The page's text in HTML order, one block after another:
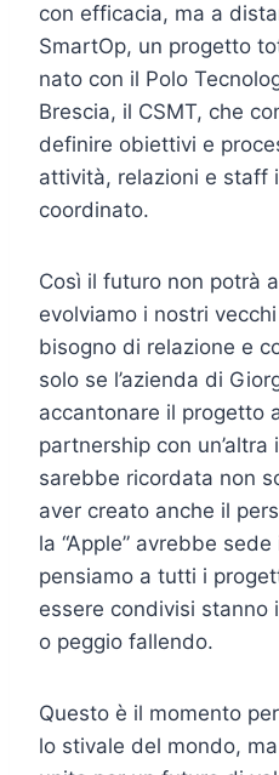
con efficacia, ma a
SmartOp, un progetto
nato con il Polo
Brescia, il CSMT, che
definire obiettivi e
attività, relazioni e staff
coordinato.
Così il futuro non potrà
evolviamo i nostri
bisogno di relazione e
solo se l’azienda di
accantonare il progetto
partnership con un’altra
sarebbe ricordata non
aver creato anche il
la “Apple” avrebbe
pensiamo a tutti i
essere condivisi stanno
o peggio fallendo.
Questo è il momento
lo stivale del mondo,